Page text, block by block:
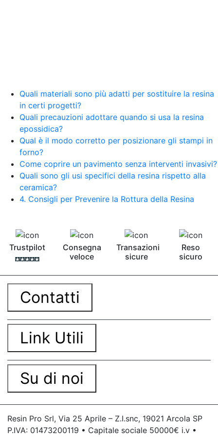
bicomponente plastica Bicomponente
trasparente Pasta bicomponente per metalli
Epossidica bicomponente Bicomponente
epossidico Colle bicomponenti Epossidica
significato Epossidico significato Polietilene telo
Smalto epossidico Colla epossidica legno Colla
epossidica per plastica Collanti epossidici Colla
bicomponente per plastica Cariche per Epossidici
Cariche Epossidiche Adesivo bicomponente
epossidico Colla bicomponente epossidica
Pavimento epossidico Acquista Glitter Epossidico
Applicazioni di Epossidici Colle epossidiche
bicomponente Pavimento epossidico pro e
contro Epossidica Colla epossidica plastica See
all articles →
Quali materiali sono più adatti per sostituire la resina
in certi progetti?
Quali precauzioni adottare quando si usa la resina
epossidica?
Qual è il modo corretto per posizionare gli stampi in
forno?
Come coprire un pavimento senza interventi invasivi?
Quali sono gli usi specifici della resina rispetto alla
ceramica?
4. Consigli per Prevenire la Rottura della Resina
Trustpilot
Consegna
veloce
Transazioni
sicure
Reso
sicuro
Contatti
Link Utili
Su di noi
Resin Pro Srl, Via 25 Aprile – Z.I.snc, 19021 Arcola SP
P.IVA: 01473200119 • Capitale sociale 50000€ i.v •